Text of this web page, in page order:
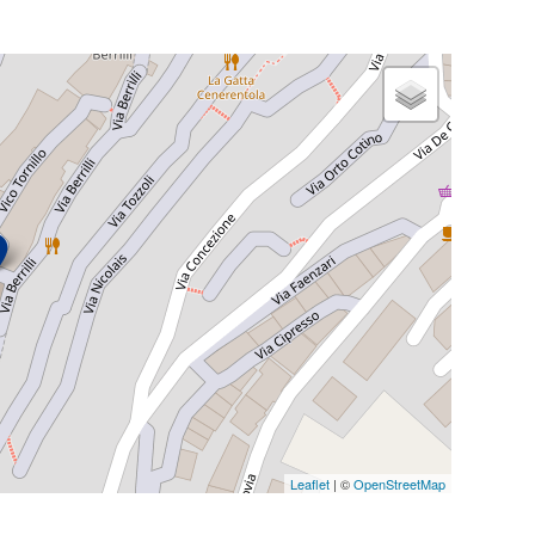
Leaflet| ©OpenStreetMap